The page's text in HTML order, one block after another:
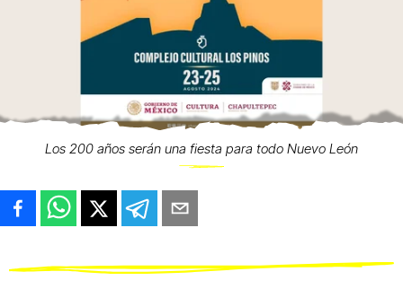
Los 200 años serán una fiesta para todo Nuevo León